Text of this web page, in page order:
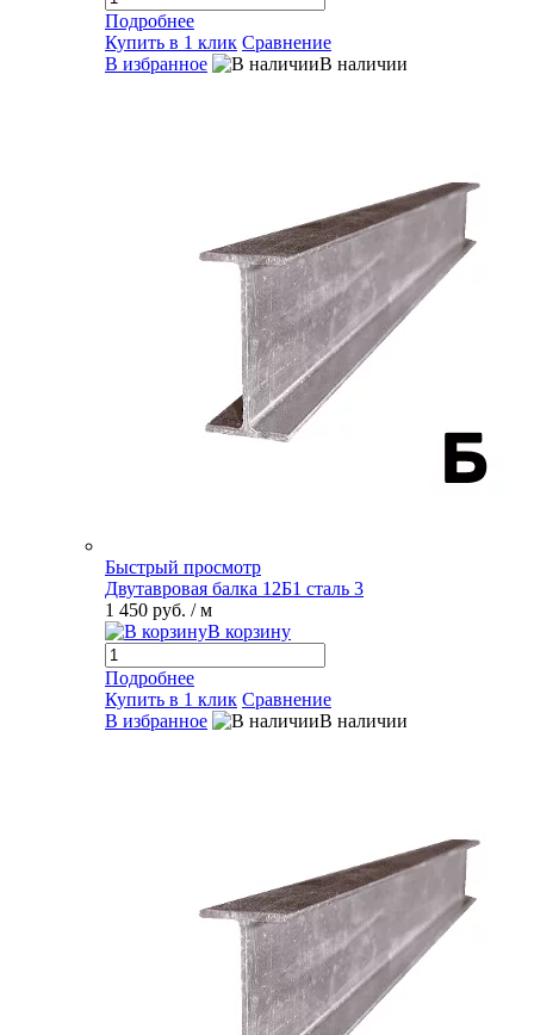
Подробнее
Купить в 1 клик Сравнение
В избранное
В наличии
Быстрый просмотр
Двутавровая балка 12Б1 сталь 3
1 450 руб. / м
В корзину
Подробнее
Купить в 1 клик Сравнение
В избранное
В наличии